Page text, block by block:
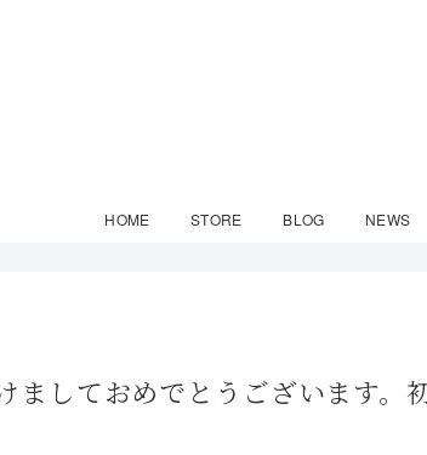
HOME STORE BLOG NEWS
ましておめでとうございます。